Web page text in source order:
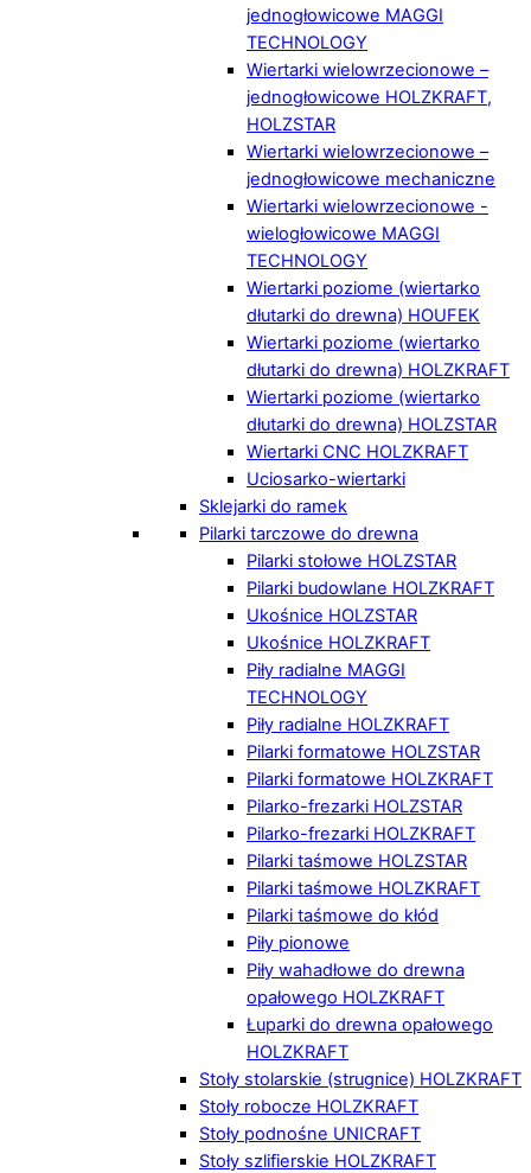
jednogłowicowe MAGGI
TECHNOLOGY
Wiertarki wielowrzecionowe –
jednogłowicowe HOLZKRAFT,
HOLZSTAR
Wiertarki wielowrzecionowe –
jednogłowicowe mechaniczne
Wiertarki wielowrzecionowe -
wielogłowicowe MAGGI
TECHNOLOGY
Wiertarki poziome (wiertarko
dłutarki do drewna) HOUFEK
Wiertarki poziome (wiertarko
dłutarki do drewna) HOLZKRAFT
Wiertarki poziome (wiertarko
dłutarki do drewna) HOLZSTAR
Wiertarki CNC HOLZKRAFT
Uciosarko-wiertarki
Sklejarki do ramek
Pilarki tarczowe do drewna
Pilarki stołowe HOLZSTAR
Pilarki budowlane HOLZKRAFT
Ukośnice HOLZSTAR
Ukośnice HOLZKRAFT
Piły radialne MAGGI
TECHNOLOGY
Piły radialne HOLZKRAFT
Pilarki formatowe HOLZSTAR
Pilarki formatowe HOLZKRAFT
Pilarko-frezarki HOLZSTAR
Pilarko-frezarki HOLZKRAFT
Pilarki taśmowe HOLZSTAR
Pilarki taśmowe HOLZKRAFT
Pilarki taśmowe do kłód
Piły pionowe
Piły wahadłowe do drewna
opałowego HOLZKRAFT
Łuparki do drewna opałowego
HOLZKRAFT
Stoły stolarskie (strugnice) HOLZKRAFT
Stoły robocze HOLZKRAFT
Stoły podnośne UNICRAFT
Stoły szlifierskie HOLZKRAFT